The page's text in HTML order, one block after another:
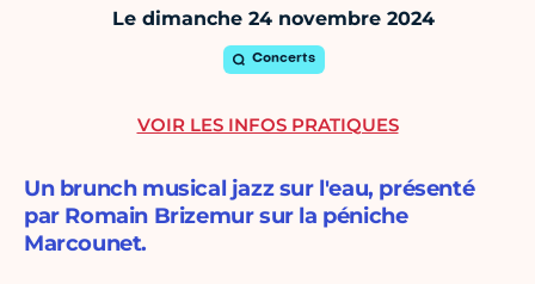
Le dimanche 24 novembre 2024
Concerts
Un brunch musical jazz sur l'eau, présenté
par Romain Brizemur sur la péniche
Marcounet.
VOIR LES INFOS PRATIQUES